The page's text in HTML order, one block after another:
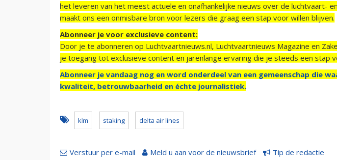
het leveren van het meest actuele en onafhankelijke nieuws over de luchtvaart-
maakt ons een onmisbare bron voor lezers die graag een stap voor willen blijven.
Abonneer je voor exclusieve content:
Door je te abonneren op Luchtvaartnieuws.nl, Luchtvaartnieuws Magazine en
je toegang tot exclusieve content en jarenlange ervaring die je steeds een stap
Abonneer je vandaag nog en word onderdeel van een gemeenschap die
kwaliteit, betrouwbaarheid en échte journalistiek.
klm staking delta air lines
Verstuur per e-mail Meld u aan voor de nieuwsbrief Tip de redactie